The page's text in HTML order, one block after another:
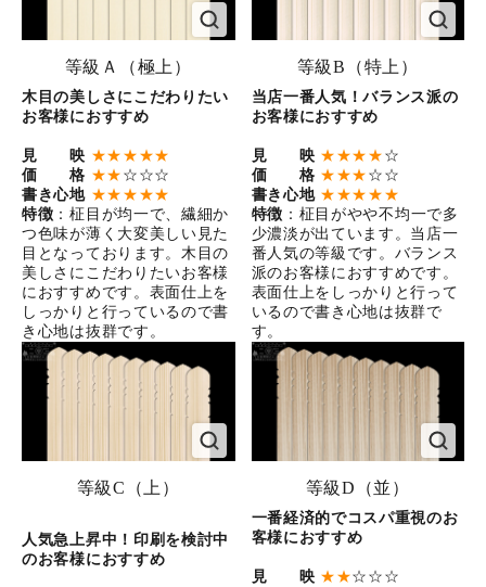
等級Ａ（極上）
木目の美しさにこだわりたい
お客様におすすめ
見 映 ★★★★★
価 格 ★★ ☆☆☆
書き心地 ★★★★★
特徴 ：柾目が均一で、繊細か
つ色味が薄く大変美しい見た
目となっております。木目の
美しさにこだわりたいお客様
におすすめです。表面仕上を
しっかりと行っているので書
き心地は抜群です。
等級B（特上）
当店一番人気！バランス派の
お客様におすすめ
見 映 ★★★★ ☆
価 格 ★★★ ☆☆
書き心地 ★★★★★
特徴 ：柾目がやや不均一で多
少濃淡が出ています。当店一
番人気の等級です。バランス
派のお客様におすすめです。
表面仕上をしっかりと行って
いるので書き心地は抜群で
す。
等級C（上）
人気急上昇中！印刷を検討中
のお客様におすすめ
等級D（並）
一番経済的でコスパ重視のお
客様におすすめ
見 映 ★★☆☆☆